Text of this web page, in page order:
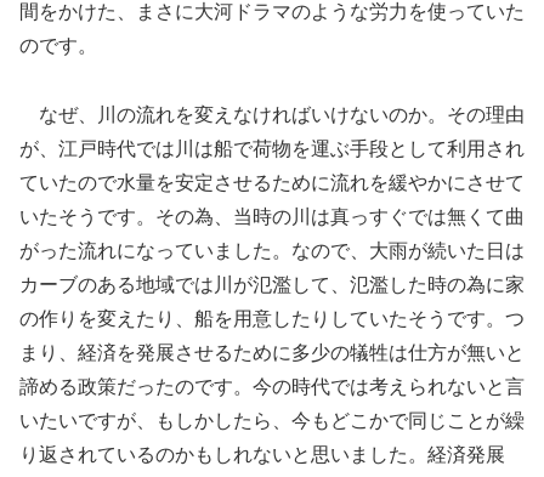
間をかけた、まさに大河ドラマのような労力を使っていた
のです。
なぜ、川の流れを変えなければいけないのか。その理由
が、江戸時代では川は船で荷物を運ぶ手段として利用され
ていたので水量を安定させるために流れを緩やかにさせて
いたそうです。その為、当時の川は真っすぐでは無くて曲
がった流れになっていました。なので、大雨が続いた日は
カーブのある地域では川が氾濫して、氾濫した時の為に家
の作りを変えたり、船を用意したりしていたそうです。つ
まり、経済を発展させるために多少の犠牲は仕方が無いと
諦める政策だったのです。今の時代では考えられないと言
いたいですが、もしかしたら、今もどこかで同じことが繰
り返されているのかもしれないと思いました。経済発展